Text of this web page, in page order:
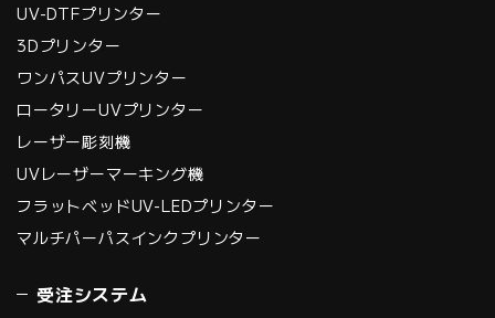
UV-DTFプリンター
3Dプリンター
ワンパスUVプリンター
ロータリーUVプリンター
レーザー彫刻機
UVレーザーマーキング機
フラットベッドUV-LEDプリンター
マルチパーパスインクプリンター
受注システム